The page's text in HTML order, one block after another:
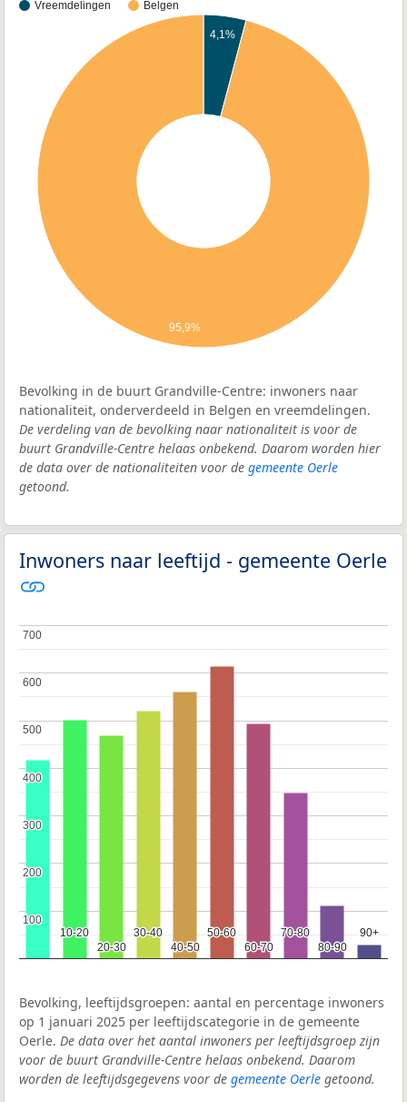
Vreemdelingen Belgen
4,1%
95,9%
Bevolking in de buurt Grandville-Centre: inwoners naar
nationaliteit, onderverdeeld in Belgen en vreemdelingen.
De verdeling van de bevolking naar nationaliteit is voor de
buurt Grandville-Centre helaas onbekend. Daarom worden hier
de data over de nationaliteiten voor de gemeente Oerle
getoond.
Inwoners naar leeftijd - gemeente Oerle
10-20
10-20
20-30
20-30
30-40
30-40
40-50
40-50
50-60
50-60
60-70
60-70
70-80
70-80
80-90
80-90
90+
90+
100
100
200
200
300
300
400
400
500
500
600
600
700
700
Bevolking, leeftijdsgroepen: aantal en percentage inwoners
op 1 januari 2025 per leeftijdscategorie in de gemeente
Oerle. De data over het aantal inwoners per leeftijdsgroep zijn
voor de buurt Grandville-Centre helaas onbekend. Daarom
worden de leeftijdsgegevens voor de gemeente Oerle getoond.